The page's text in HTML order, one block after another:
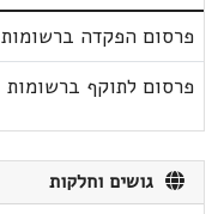
פרסום הפקדה ברשומות
פרסום לתוקף ברשומות
גושים וחלקות